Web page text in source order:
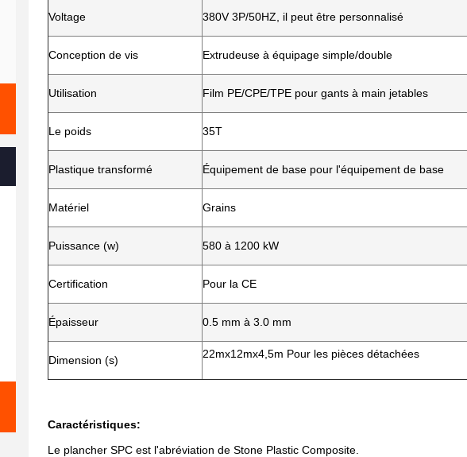
Voltage 380V 3P/50HZ, il peut être personnalisé
Conception de vis Extrudeuse à équipage simple/double
Utilisation Film PE/CPE/TPE pour gants à main jetables
Le poids 35T
Plastique transformé Équipement de base pour l'équipement de base
Matériel Grains
Puissance (w) 580 à 1200 kW
Certification Pour la CE
Épaisseur 0.5 mm à 3.0 mm
Dimension (s) 22mx12mx4,5m Pour les pièces détachées
Caractéristiques:
Le plancher SPC est l'abréviation de Stone Plastic Composite.